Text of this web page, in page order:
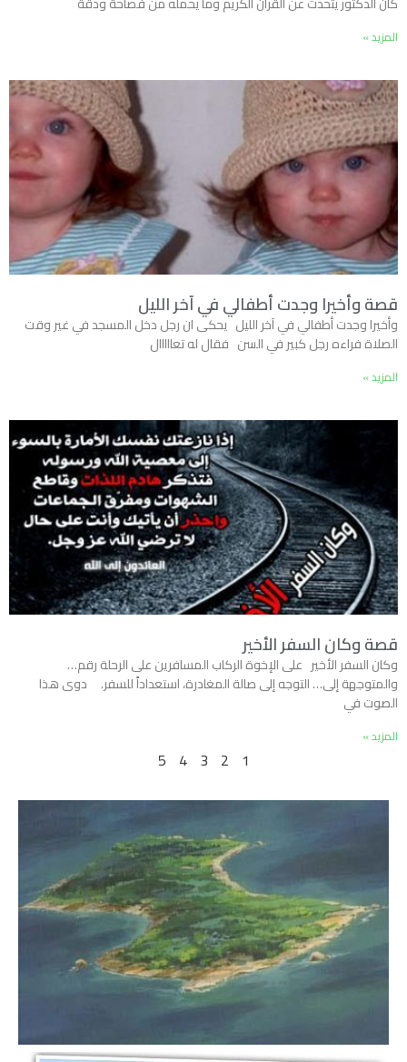
المزيد »
قصة وأخيرا وجدت أطفالي في آخر الليل
وأخيرا وجدت أطفالي في آخر الليل يحكى ان رجل دخل المسجد في غير وقت
الصلاة فراءه رجل كبير في السن فقال له تعااااال
المزيد »
قصة وكان السفر الأخير
وكان السفر الأخير على الإخوة الركاب المسافرين على الرحلة رقم…
والمتوجهة إلى… التوجه إلى صالة المغادرة، استعداداً للسفر. دوى هذا
الصوت في
المزيد »
1
2
3
4
5